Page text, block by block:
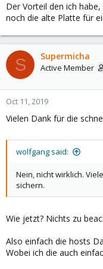
Der Vorteil den ich
noch die alte Platte für
S Supermicha
Active Member
Oct 11, 2019
Vielen Dank für die
wolfgang said:
Nein, nicht wirklich.
sichern.
Wie jetzt? Nichts zu
Also einfach die hosts
Wobei ich die auch